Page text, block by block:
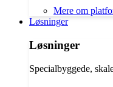
Mere om
Løsninger
Løsninger
Specialbyggede,